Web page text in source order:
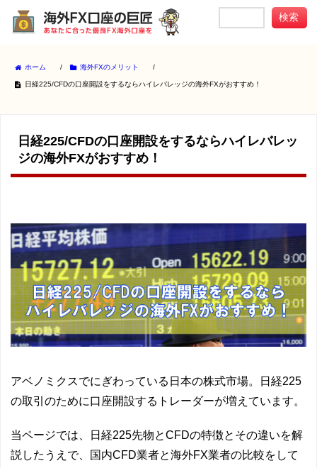
ホーム / 海外FXのメリット /
日経225/CFDの口座開設をするならハイレバレッジの海外FXがおすすめ！
日経225/CFDの口座開設をするならハイレバレッ
ジの海外FXがおすすめ！
アベノミクスでにぎわっている日本の株式市場。日経225
の取引のために口座開設するトレーダーが増えています。
当ページでは、日経225先物とCFDの特徴とその違いを解
説したうえで、国内CFD業者と海外FX業者の比較をして